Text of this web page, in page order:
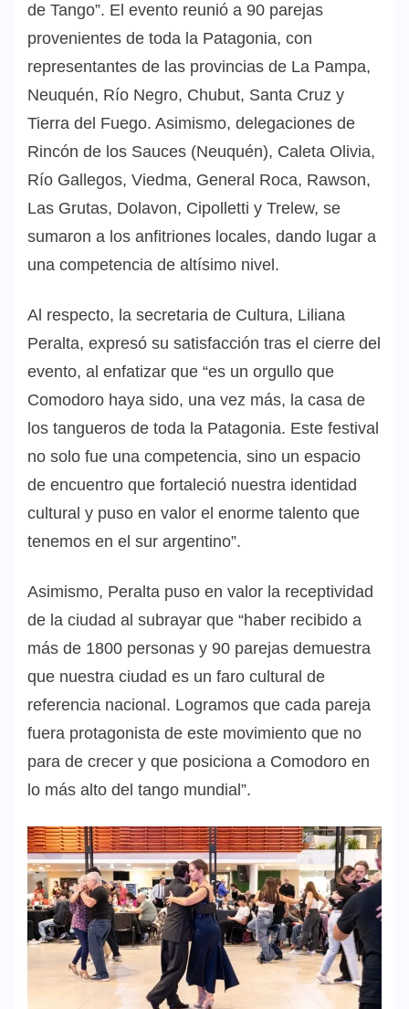
de Tango”. El evento reunió a 90 parejas
provenientes de toda la Patagonia, con
representantes de las provincias de La Pampa,
Neuquén, Río Negro, Chubut, Santa Cruz y
Tierra del Fuego. Asimismo, delegaciones de
Rincón de los Sauces (Neuquén), Caleta Olivia,
Río Gallegos, Viedma, General Roca, Rawson,
Las Grutas, Dolavon, Cipolletti y Trelew, se
sumaron a los anfitriones locales, dando lugar a
una competencia de altísimo nivel.
Al respecto, la secretaria de Cultura, Liliana
Peralta, expresó su satisfacción tras el cierre del
evento, al enfatizar que “es un orgullo que
Comodoro haya sido, una vez más, la casa de
los tangueros de toda la Patagonia. Este festival
no solo fue una competencia, sino un espacio
de encuentro que fortaleció nuestra identidad
cultural y puso en valor el enorme talento que
tenemos en el sur argentino”.
Asimismo, Peralta puso en valor la receptividad
de la ciudad al subrayar que “haber recibido a
más de 1800 personas y 90 parejas demuestra
que nuestra ciudad es un faro cultural de
referencia nacional. Logramos que cada pareja
fuera protagonista de este movimiento que no
para de crecer y que posiciona a Comodoro en
lo más alto del tango mundial”.